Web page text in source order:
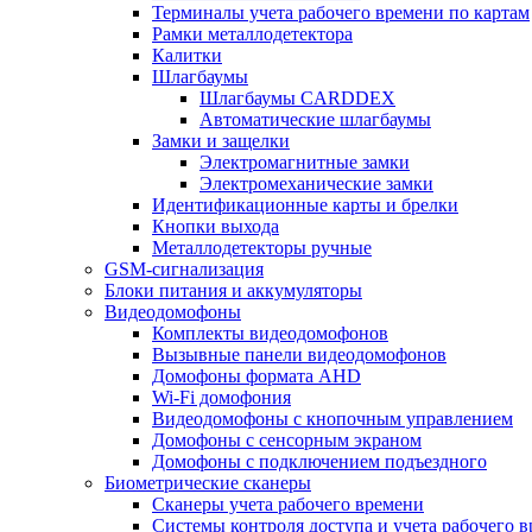
Терминалы учета рабочего времени по картам
Рамки металлодетектора
Калитки
Шлагбаумы
Шлагбаумы CARDDEX
Автоматические шлагбаумы
Замки и защелки
Электромагнитные замки
Электромеханические замки
Идентификационные карты и брелки
Кнопки выхода
Металлодетекторы ручные
GSM-сигнализация
Блоки питания и аккумуляторы
Видеодомофоны
Комплекты видеодомофонов
Вызывные панели видеодомофонов
Домофоны формата AHD
Wi-Fi домофония
Видеодомофоны с кнопочным управлением
Домофоны с сенсорным экраном
Домофоны с подключением подъездного
Биометрические сканеры
Сканеры учета рабочего времени
Системы контроля доступа и учета рабочего